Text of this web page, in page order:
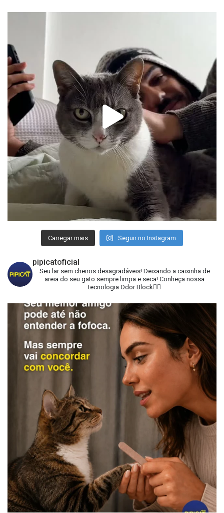
Carregar mais Seguir no Instagram
pipicatoficial
Seu lar sem cheiros desagradáveis!Deixando a caixinha de
areia do seu gato sempre limpa e seca! Conheça nossa
tecnologia Odor Block👇🏻